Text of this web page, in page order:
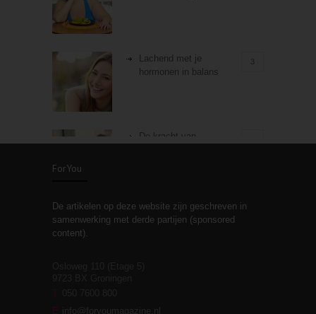
Lachend met je
hormonen in balans
3
De kracht van
Stiefouderschap en
relaties
moeite!
ForYou
De artikelen op deze website zijn geschreven in
samenwerking met derde partijen (sponsored
content).
T
E info@foryoumagazine.nl